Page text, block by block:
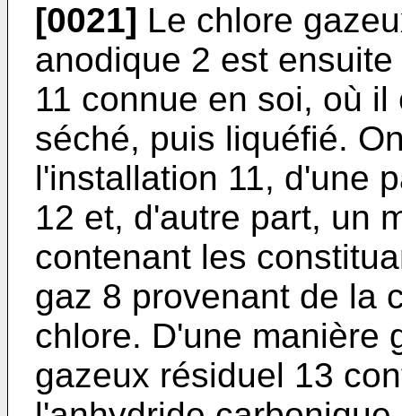
[0021] Le chlore
anodique 2 est
11 connue en soi, où
séché, puis liquéfié.
l'installation 11, d'une
12 et, d'autre part, un
contenant les
gaz 8 provenant de la
chlore. D'une manière
gazeux résiduel 13